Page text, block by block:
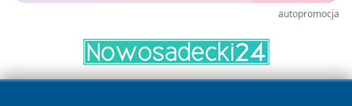
autopromocja